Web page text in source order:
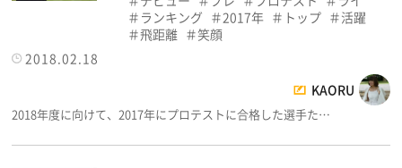
ランキング
2017年 トップ
活躍
飛距離
笑顔
2018.02.18
KAORU
2018年度に向けて、2017年にプロテストに合格した選手た…